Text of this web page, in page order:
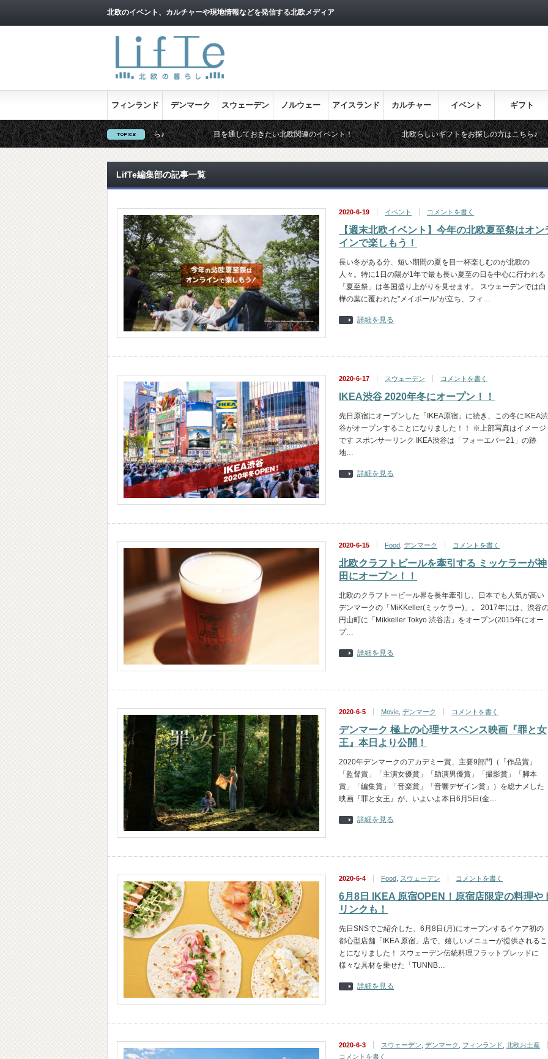
北欧のイベント、カルチャーや現地情報などを発信する北欧メディア
フィンランド デンマーク スウェーデン ノルウェー アイスランド カルチャー イベント ギフト
北欧映画情報はこちら♪ 目を通しておきたい北欧関連のイベント！ 北欧らしいギフトをお探しの方はこちら♪
LifTe編集部の記事一覧
2020-6-19 イベント コメントを書く
【週末北欧イベント】今年の北欧夏至祭はオン
インで楽しもう！
長い冬がある分、短い期間の夏を目一杯楽しむのが北欧の
人々。特に1日の陽が1年で最も長い夏至の日を中心に行われる
「夏至祭」は各国盛り上がりを見せます。 スウェーデンでは白
樺の葉に覆われた"メイポール"が立ち、フィ…
詳細を見る
2020-6-17 スウェーデン コメントを書く
IKEA渋谷 2020年冬にオープン！！
先日原宿にオープンした「IKEA原宿」に続き、この冬にIKEA渋
谷がオープンすることになりました！！ ※上部写真はイメージ
です スポンサーリンク IKEA渋谷は「フォーエバー21」の跡
地…
詳細を見る
2020-6-15 Food デンマーク コメントを書く
北欧クラフトビールを牽引する ミッケラーが神
田にオープン！！
北欧のクラフトービール界を長年牽引し、日本でも人気が高い
デンマークの「MiKKeller(ミッケラー)」。 2017年には、渋谷
円山町に「Mikkeller Tokyo 渋谷店」をオープン(2015年にオー
プ…
詳細を見る
2020-6-5 Movie デンマーク コメントを書く
デンマーク 極上の心理サスペンス映画『罪と女
王』本日より公開！
2020年デンマークのアカデミー賞、主要9部門（「作品賞」
「監督賞」「主演女優賞」「助演男優賞」「撮影賞」「脚本
賞」「編集賞」「音楽賞」「音響デザイン賞」）を総ナメした
映画『罪と女王』が、いよいよ本日6月5日(金…
詳細を見る
2020-6-4 Food スウェーデン コメントを書く
6月8日 IKEA 原宿OPEN！原宿店限定の料理や
リンクも！
先日SNSでご紹介した、6月8日(月)にオープンするイケア初の
都心型店舗「IKEA 原宿」店で、嬉しいメニューが提供されるこ
とになりました！ スウェーデン伝統料理フラットブレッドに
様々な具材を乗せた「TUNNB…
詳細を見る
2020-6-3 スウェーデン デンマーク フィンランド 北欧お土産
コメントを書く